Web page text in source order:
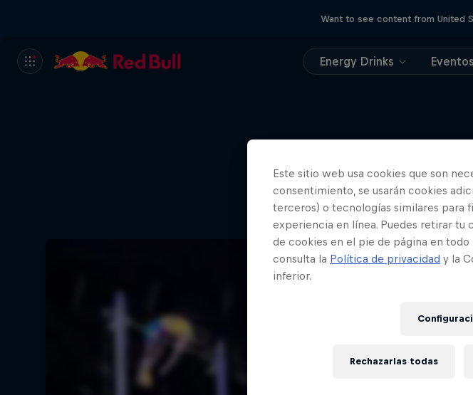
Want to see content from United
Energy Drinks Eventos
Más
Born to Fly
El viaje de Mondo Duplantis a la gloria
del salto con pértiga
Este sitio web usa cookies que son
consentimiento, se usarán cookies
terceros) o tecnologías similares para
experiencia en línea. Puedes retirar
de cookies en el pie de página en
consulta la Política de privacidad y la
inferior.
Rechazarlas todas